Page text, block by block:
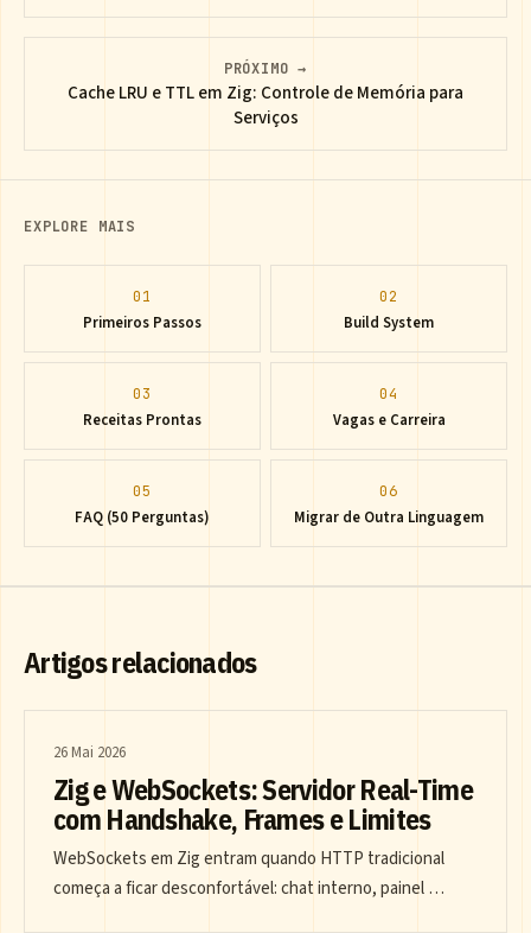
PRÓXIMO →
Cache LRU e TTL em Zig: Controle de Memória para
Serviços
EXPLORE MAIS
01
Primeiros Passos
02
Build System
03
Receitas Prontas
04
Vagas e Carreira
05
FAQ (50 Perguntas)
06
Migrar de Outra Linguagem
Artigos relacionados
26 Mai 2026
Zig e WebSockets: Servidor Real-Time
com Handshake, Frames e Limites
WebSockets em Zig entram quando HTTP tradicional
começa a ficar desconfortável: chat interno, painel …